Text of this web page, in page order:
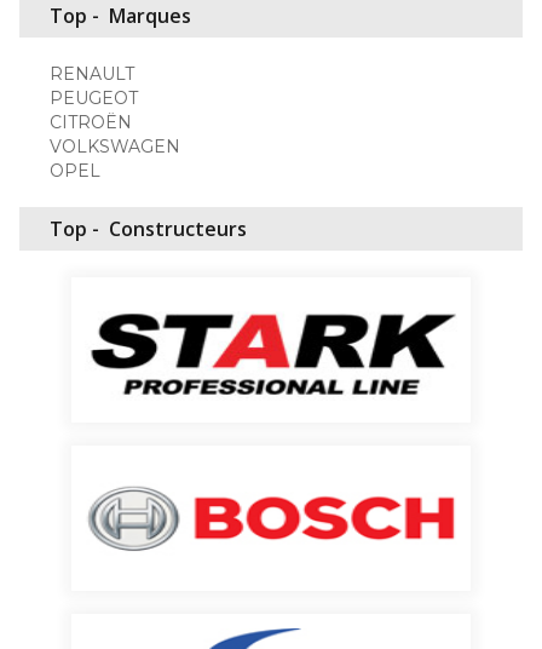
Top - Marques
RENAULT
PEUGEOT
CITROËN
VOLKSWAGEN
OPEL
Top - Constructeurs